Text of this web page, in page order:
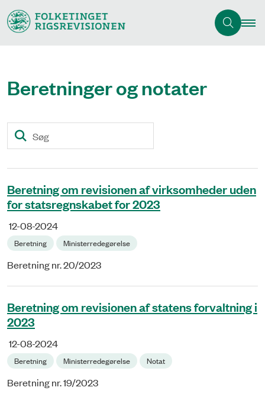
Beretninger og notater
Beretning om revisionen af virksomheder uden
for statsregnskabet for 2023
12-08-2024
Beretning Ministerredegørelse
Beretning nr. 20/2023
Beretning om revisionen af statens forvaltning i
2023
12-08-2024
Beretning Ministerredegørelse Notat
Beretning nr. 19/2023